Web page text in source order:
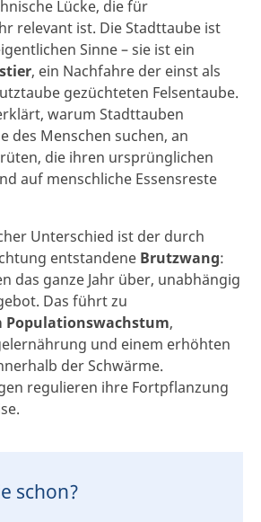
Lücke, die für
relevant ist. Die Stadttaube ist
Sinne – sie ist ein
, ein Nachfahre der einst als
gezüchteten Felsentaube.
warum Stadttauben
des Menschen suchen, an
die ihren ursprünglichen
auf menschliche Essensreste
Unterschied ist der durch
entstandene Brutzwang:
das ganze Jahr über, unabhängig
Das führt zu
,
und einem erhöhten
der Schwärme.
regulieren ihre Fortpflanzung
schon?